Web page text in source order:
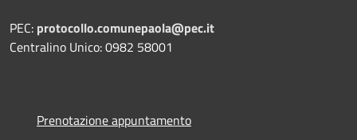
PEC: protocollo.comunepaola@pec.it
Centralino Unico: 0982 58001
Prenotazione appuntamento